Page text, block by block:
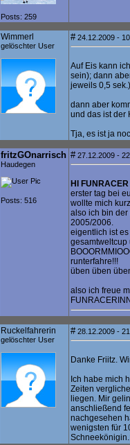
Posts: 259
Wimmerl
gelöschter User
#24.12.2009 -
Auf Eis kann
sein); dann
jeweils 0,5
dann aber
und das ist der
Tja, es ist ja
fritzGOnarrisch
Haudegen
Posts: 516
#27.12.2009 -
HI FUNRACER
erster tag bei
wollte mich
also ich bin
2005/2006.
eigentlich ist
gesamtweltcup
runterfahre!!!
üben üben
also ich freue
Ruckelfahrerin
gelöschter User
#28.12.2009 -
Danke Friitz.
Ich habe mich
Zeiten
liegen. Mir
anschließend
nachgesehen
wenigsten für